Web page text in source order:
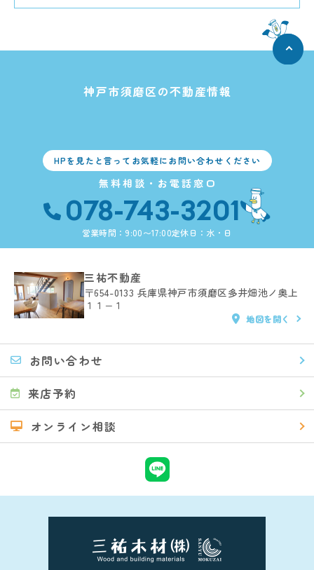
神戸市須磨区の不動産情報
HPを見たと言ってお気軽にお問い合わせください
無料相談・お電話窓口
078-743-3201
営業時間：9:00〜17:00定休日：水・日
三祐不動産
〒654-0133 兵庫県神戸市須磨区多井畑池ノ奥上
１１−１
地図を開く
お問い合わせ
来店予約
オンライン相談